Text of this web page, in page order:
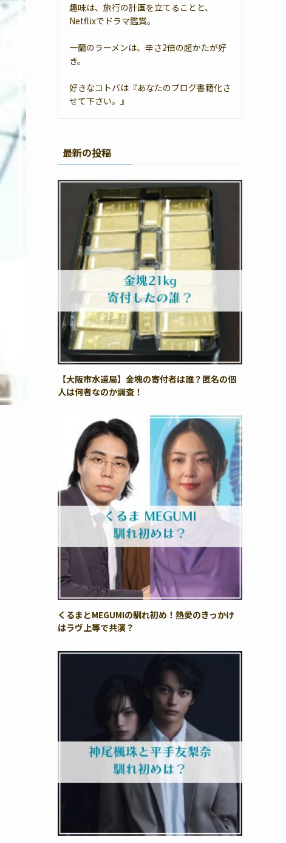
趣味は、旅行の計画を立てることと、
Netflixでドラマ鑑賞。
一蘭のラーメンは、辛さ2倍の超かたが好
き。
好きなコトバは『あなたのブログ書籍化さ
せて下さい。』
最新の投稿
【大阪市水道局】金塊の寄付者は誰？匿名の個
人は何者なのか調査！
くるまとMEGUMIの馴れ初め！熱愛のきっかけ
はラヴ上等で共演？